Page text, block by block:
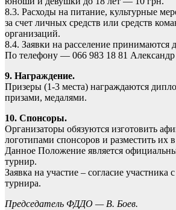
8.3. Расходы на питание, культурные
за счет личных средств или средств
организаций.
8.4. Заявки на расселение принимаются
По телефону — 066 983 18 81
9. Награждение.
Призеры (1-3 места) награждаются
призами, медалями.
10. Спонсоры.
Организаторы обязуются изготовить
логотипами спонсоров и разместить их
Данное Положение является
турнир.
Заявка на участие – согласие участника
турнира.
Председатель ФДДО — В. Боев.